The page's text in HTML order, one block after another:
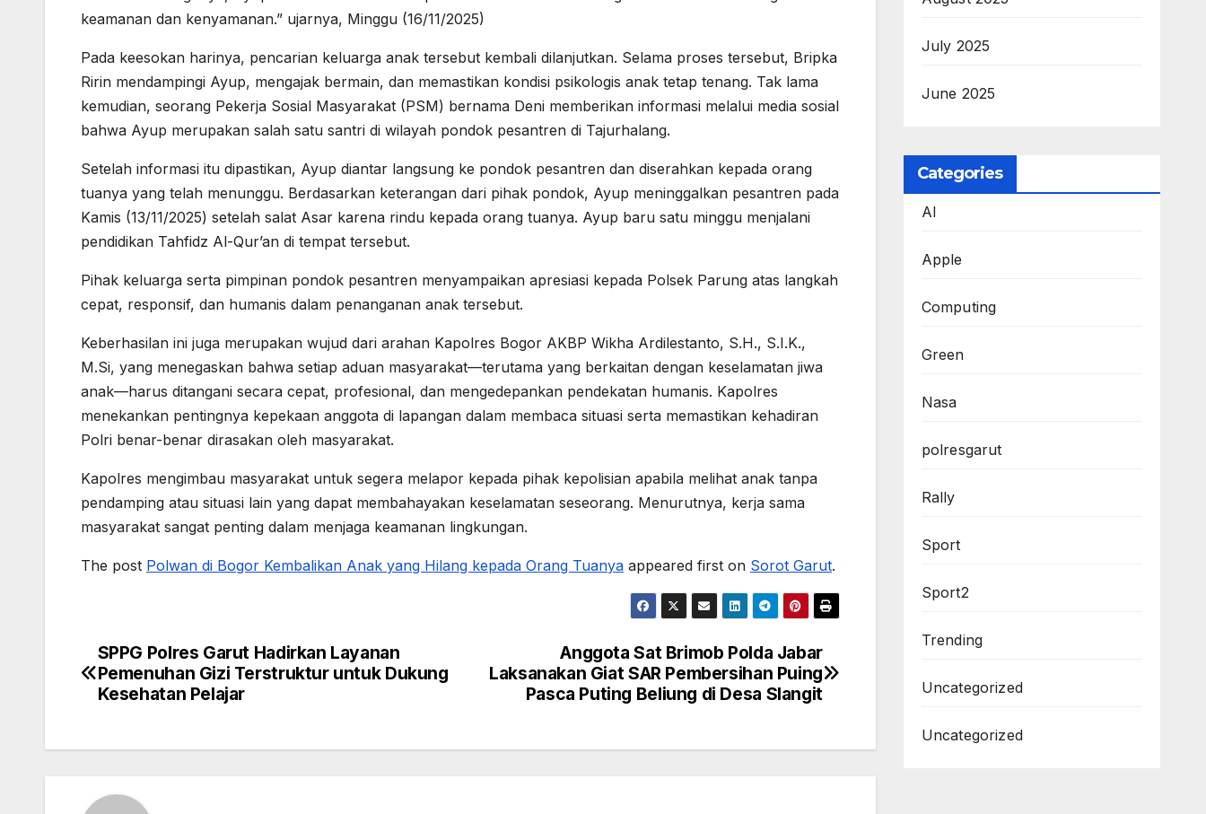
keamanan dan kenyamanan.” ujarnya, Minggu (16/11/2025)
Pada keesokan harinya, pencarian keluarga anak tersebut kembali dilanjutkan. Selama proses tersebut, Bripka
Ririn mendampingi Ayup, mengajak bermain, dan memastikan kondisi psikologis anak tetap tenang. Tak lama
kemudian, seorang Pekerja Sosial Masyarakat (PSM) bernama Deni memberikan informasi melalui media sosial
bahwa Ayup merupakan salah satu santri di wilayah pondok pesantren di Tajurhalang.
Setelah informasi itu dipastikan, Ayup diantar langsung ke pondok pesantren dan diserahkan kepada orang
tuanya yang telah menunggu. Berdasarkan keterangan dari pihak pondok, Ayup meninggalkan pesantren pada
Kamis (13/11/2025) setelah salat Asar karena rindu kepada orang tuanya. Ayup baru satu minggu menjalani
pendidikan Tahfidz Al-Qur’an di tempat tersebut.
Pihak keluarga serta pimpinan pondok pesantren menyampaikan apresiasi kepada Polsek Parung atas langkah
cepat, responsif, dan humanis dalam penanganan anak tersebut.
Keberhasilan ini juga merupakan wujud dari arahan Kapolres Bogor AKBP Wikha Ardilestanto, S.H., S.I.K.,
M.Si, yang menegaskan bahwa setiap aduan masyarakat—terutama yang berkaitan dengan keselamatan jiwa
anak—harus ditangani secara cepat, profesional, dan mengedepankan pendekatan humanis. Kapolres
menekankan pentingnya kepekaan anggota di lapangan dalam membaca situasi serta memastikan kehadiran
Polri benar-benar dirasakan oleh masyarakat.
Kapolres mengimbau masyarakat untuk segera melapor kepada pihak kepolisian apabila melihat anak tanpa
pendamping atau situasi lain yang dapat membahayakan keselamatan seseorang. Menurutnya, kerja sama
masyarakat sangat penting dalam menjaga keamanan lingkungan.
The post Polwan di Bogor Kembalikan Anak yang Hilang kepada Orang Tuanya appeared first on Sorot Garut.
Post
navigation
Anggota Sat Brimob Polda Jabar
Laksanakan Giat SAR Pembersihan Puing
Pasca Puting Beliung di Desa Slangit
SPPG Polres Garut Hadirkan Layanan
Pemenuhan Gizi Terstruktur untuk Dukung
Kesehatan Pelajar
July 2025
June 2025
Categories
AI
Apple
Computing
Green
Nasa
polresgarut
Rally
Sport
Sport2
Trending
Uncategorized
Uncategorized